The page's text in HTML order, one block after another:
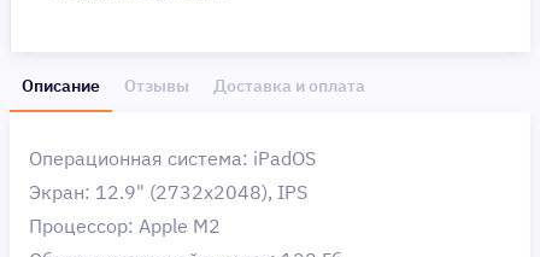
Описание Отзывы Доставка и оплата
Операционная система: iPadOS
Экран: 12.9" (2732x2048), IPS
Процессор: Apple M2